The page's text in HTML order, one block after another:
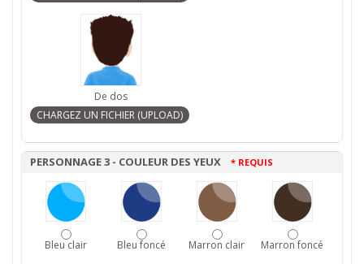
De dos
PERSONNAGE 3 - COULEUR DES YEUX * REQUIS
Bleu clair Bleu foncé Marron clair Marron foncé